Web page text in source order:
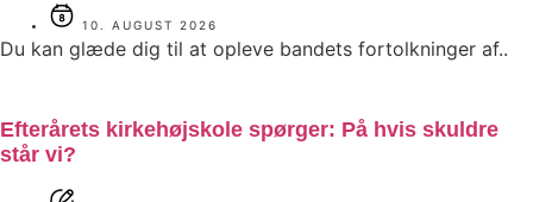
10. AUGUST 2026
Du kan glæde dig til at opleve bandets fortolkninger af..
Efterårets kirkehøjskole spørger: På hvis skuldre
står vi?